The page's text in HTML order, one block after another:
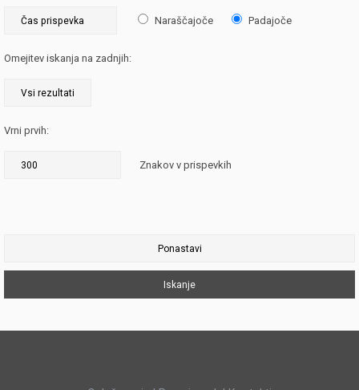
Naraščajoče Padajoče
Omejitev iskanja na zadnjih:
Vrni prvih:
Znakov v prispevkih